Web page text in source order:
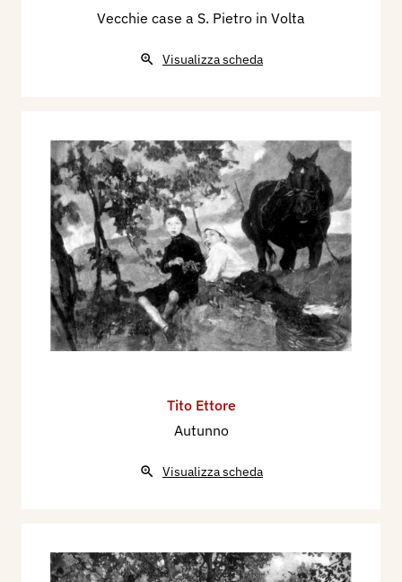
Vecchie case a S. Pietro in Volta
Visualizza scheda
Tito Ettore
Autunno
Visualizza scheda